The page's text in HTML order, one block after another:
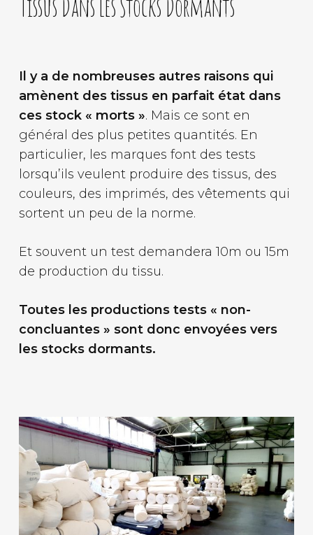
Tissus Dans Les Stocks Dormants
Il y a de nombreuses autres raisons qui
amènent des tissus en parfait état dans
ces stock « morts ». Mais ce sont en
général des plus petites quantités. En
particulier, les marques font des tests
lorsqu’ils veulent produire des tissus, des
couleurs, des imprimés, des vêtements qui
sortent un peu de la norme.
Et souvent un test demandera 10m ou 15m
de production du tissu.
Toutes les productions tests « non-
concluantes » sont donc envoyées vers
les stocks dormants.